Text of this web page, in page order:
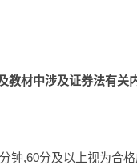
材中涉及证券法有关
钟,60分及以上视为合格